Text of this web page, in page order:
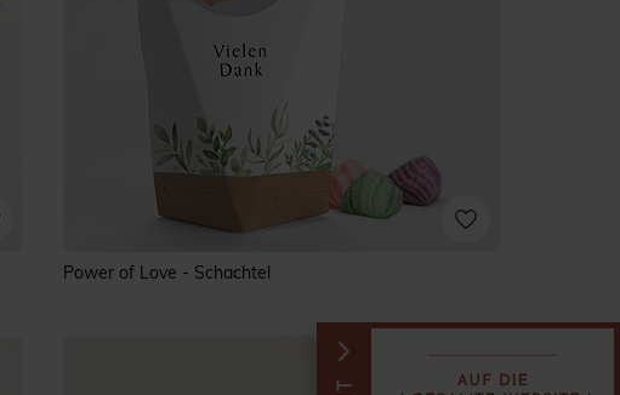
Power of Love - Schachtel